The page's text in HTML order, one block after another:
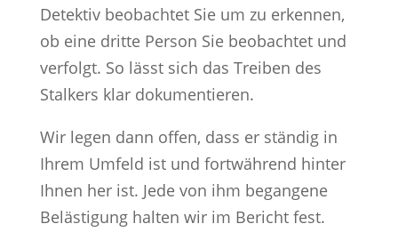
Detektiv beobachtet Sie um zu erkennen,
ob eine dritte Person Sie beobachtet und
verfolgt. So lässt sich das Treiben des
Stalkers klar dokumentieren.
Wir legen dann offen, dass er ständig in
Ihrem Umfeld ist und fortwährend hinter
Ihnen her ist. Jede von ihm begangene
Belästigung halten wir im Bericht fest.